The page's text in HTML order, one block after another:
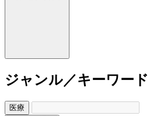
ジャンル／キーワード
医療